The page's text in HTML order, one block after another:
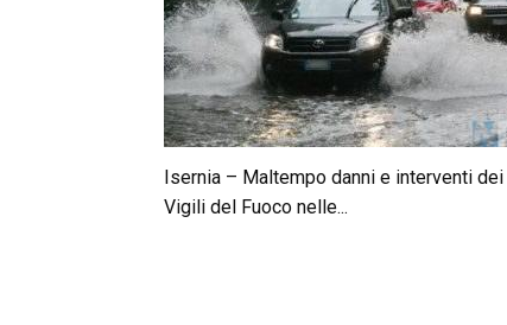
Isernia – Maltempo danni e interventi dei
Vigili del Fuoco nelle...